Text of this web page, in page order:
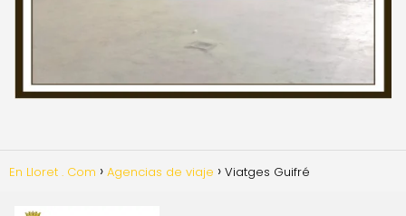
En Lloret . Com Agencias de viaje Viatges Guifré